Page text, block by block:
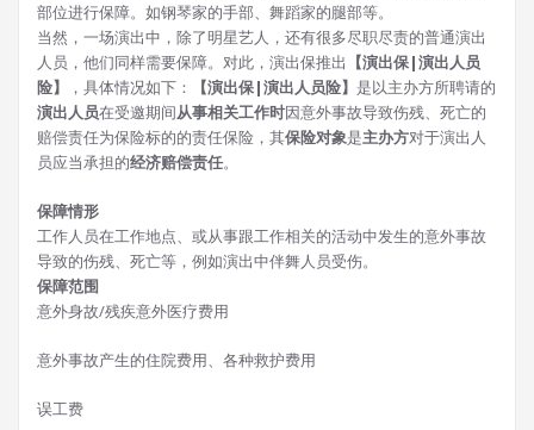
部位进行保障。如钢琴家的手部、舞蹈家的腿部等。
当然，一场演出中，除了明星艺人，还有很多尽职尽责的普通演出
人员，他们同样需要保障。对此，演出保推出
【演出保|演出人员
险】
，具体情况如下： 【演出保|演出人员险】 是以主办方所聘请的
演出人员在受邀期间从事相关工作时因意外事故导致伤残、死亡的
赔偿责任为保险标的的责任保险，其保险对象是主办方对于演出人
员应当承担的经济赔偿责任。
保障情形
工作人员在工作地点、或从事跟工作相关的活动中发生的意外事故
导致的伤残、死亡等，例如演出中伴舞人员受伤。
保障范围
意外身故/残疾意外医疗费用
意外事故产生的住院费用、各种救护费用
误工费